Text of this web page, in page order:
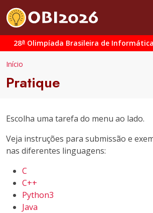
28a Olimpíada Brasileira de Informática
Início
Pratique
Escolha uma tarefa do menu ao lado.
Veja instruções para submissão e
nas diferentes linguagens:
C
C++
Python3
Java